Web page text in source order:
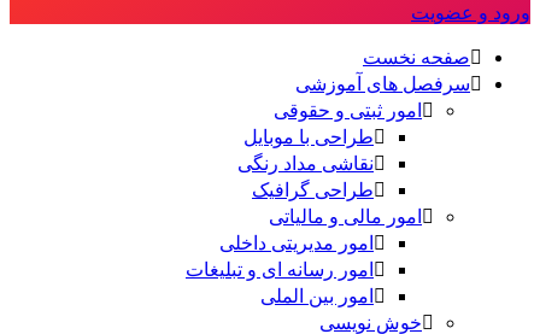
ورود و عضویت
صفحه نخست
سرفصل های آموزشی
امور ثبتی و حقوقی
طراحی با موبایل
نقاشی مداد رنگی
طراحی گرافیک
امور مالی و مالیاتی
امور مدیریتی داخلی
امور رسانه ای و تبلیغات
امور بین الملی
خوش نویسی